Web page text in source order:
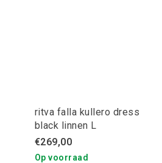
ritva falla kullero dress
black linnen L
€269,00
Op voorraad